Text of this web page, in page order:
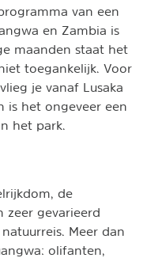
van een
en Zambia is
maanden staat het
toegankelijk. Voor
je vanaf Lusaka
is het ongeveer een
het park.
de
zeer gevarieerd
Meer dan
olifanten,